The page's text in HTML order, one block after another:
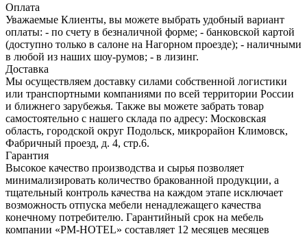
Оплата
Уважаемые Клиенты, вы можете выбрать удобный вариант
оплаты: - по счету в безналичной форме; - банковской картой
(доступно только в салоне на Нагорном проезде); - наличными
в любой из наших шоу-румов; - в лизинг.
Доставка
Мы осуществляем доставку силами собственной логистики
или транспортными компаниями по всей территории России
и ближнего зарубежья. Также вы можете забрать товар
самостоятельно с нашего склада по адресу: Московская
область, городcкой округ Подольск, микрорайон Климовск,
Фабричный проезд, д. 4, стр.6.
Гарантия
Высокое качество производства и сырья позволяет
минимализировать количество бракованной продукции, а
тщательный контроль качества на каждом этапе исключает
возможность отпуска мебели ненадлежащего качества
конечному потребителю. Гарантийный срок на мебель
компании «PM-HOTEL» составляет 12 месяцев месяцев